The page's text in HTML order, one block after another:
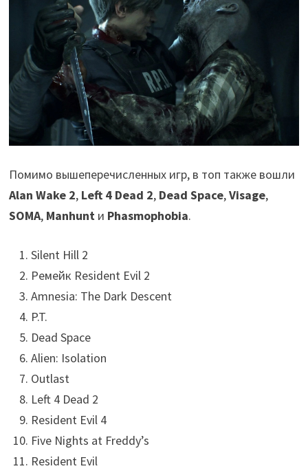
Помимо вышеперечисленных игр, в топ также вошли
Alan Wake 2, Left 4 Dead 2, Dead Space,Visage,
SOMA, Manhuntи Phasmophobia.
Silent Hill 2
Ремейк Resident Evil 2
Amnesia: The Dark Descent
P.T.
Dead Space
Alien: Isolation
Outlast
Left 4 Dead 2
Resident Evil 4
Five Nights at Freddy’s
Resident Evil